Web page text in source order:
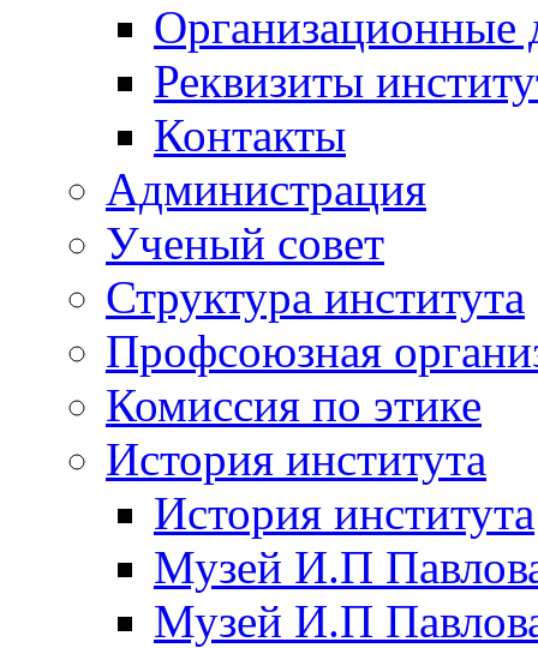
Организационные
Реквизиты
Контакты
Администрация
Ученый совет
Структура института
Профсоюзная
Комиссия по этике
История института
История института
Музей И.П
Музей И.П